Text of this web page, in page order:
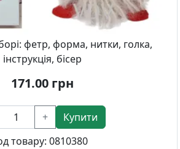
фетр, форма, нитки, голка,
інструкція, бісер
171.00 грн
+
Купити
товару: 0810380